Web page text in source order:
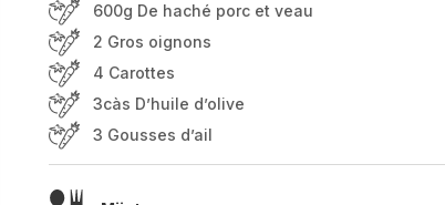
600g De haché porc et veau
2 Gros oignons
4 Carottes
3càs D’huile d’olive
3 Gousses d’ail